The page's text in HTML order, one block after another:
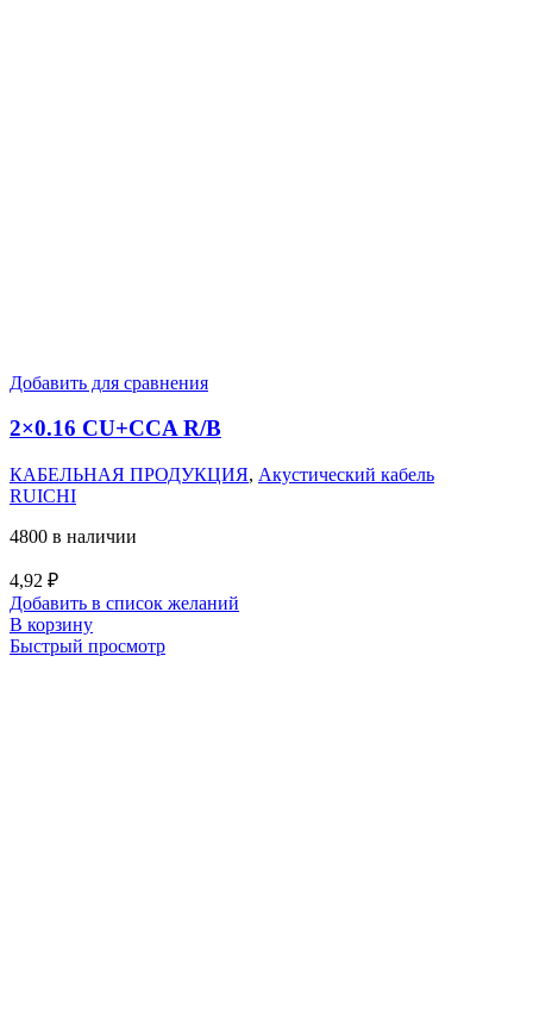
Добавить для сравнения
2×0.16 CU+CCA R/B
КАБЕЛЬНАЯ ПРОДУКЦИЯ, Акустический кабель
RUICHI
4800 в наличии
4,92 ₽
Добавить в список желаний
В корзину
Быстрый просмотр